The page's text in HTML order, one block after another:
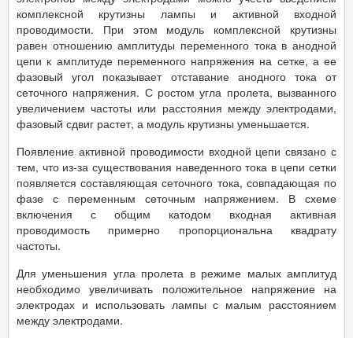
комплексной крутизны лампы и активной входной
проводимости. При этом модуль комплексной крутизны
равен отношению амплитуды переменного тока в анодной
цепи к амплитуде переменного напряжения на сетке, а ее
фазовый угол показывает отставание анодного тока от
сеточного напряжения. С ростом угла пролета, вызванного
увеличением частоты или расстояния между электродами,
фазовый сдвиг растет, а модуль крутизны уменьшается.
Появление активной проводимости входной цепи связано с
тем, что из-за существования наведенного тока в цепи сетки
появляется составляющая сеточного тока, совпадающая по
фазе с переменным сеточным напряжением. В схеме
включения с общим катодом входная активная
проводимость примерно пропорциональна квадрату
частоты.
Для уменьшения угла пролета в режиме малых амплитуд
необходимо увеличивать положительное напряжение на
электродах и использовать лампы с малым расстоянием
между электродами.